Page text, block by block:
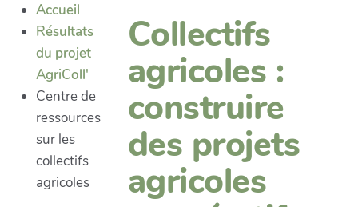
Accueil
Résultats
du projet
AgriColl'
Centre de
ressources
sur les
collectifs
agricoles
Collectifs
agricoles :
construire
des projets
agricoles